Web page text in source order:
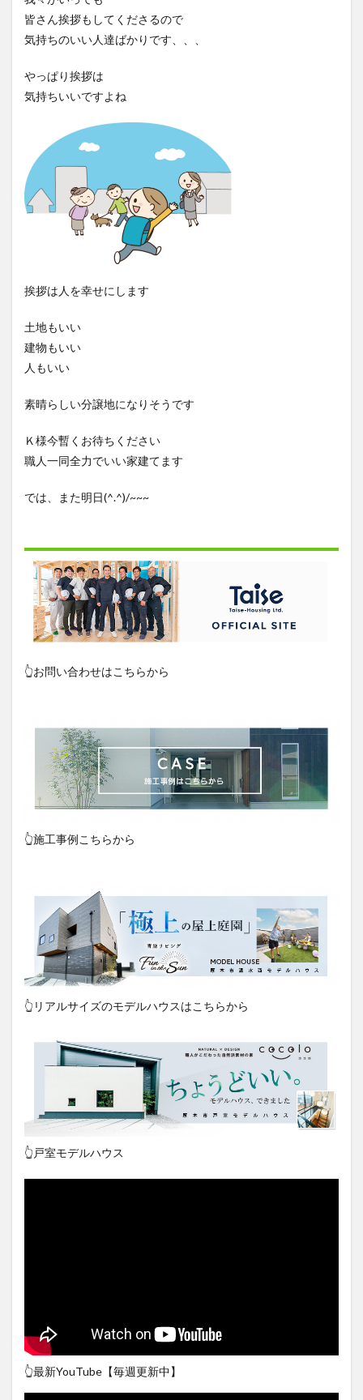
皆さん挨拶もしてくださるので
気持ちのいい人達ばかりです、、、
やっぱり挨拶は
気持ちいいですよね
挨拶は人を幸せにします
土地もいい
建物もいい
人もいい
素晴らしい分譲地になりそうです
Ｋ様今暫くお待ちください
職人一同全力でいい家建てます
では、また明日(^.^)/~~~
👆お問い合わせはこちらから
👆施工事例こちらから
👆リアルサイズのモデルハウスはこちらから
👆戸室モデルハウス
👆最新YouTube【毎週更新中】